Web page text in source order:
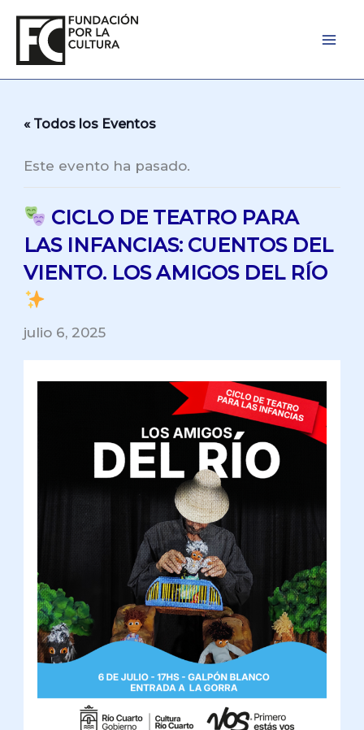
contenido
« Todos los Eventos
Este evento ha pasado.
CICLO DE TEATRO PARA
LAS INFANCIAS: CUENTOS DEL
VIENTO. LOS AMIGOS DEL RÍO
julio 6, 2025